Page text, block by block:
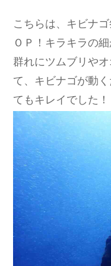
こちらは、キビナ
ＯＰ！キラキラの
群れにツムブリや
て、キビナゴが動
てもキレイでした！